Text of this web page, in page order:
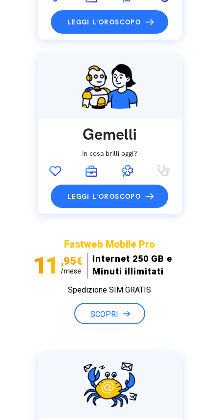
LEGGI L'OROSCOPO
Gemelli
In cosa brilli oggi?
LEGGI L'OROSCOPO
Fastweb Mobile Pro
11 ,95€
/mese
Internet 250 GB e
Minuti illimitati
Spedizione SIM GRATIS
SCOPRI